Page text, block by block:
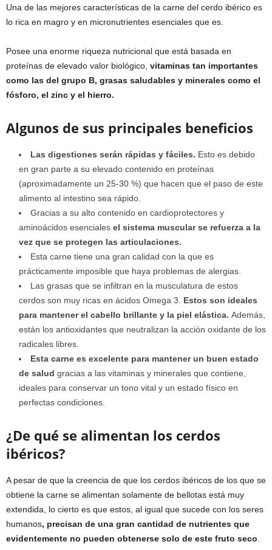
Una de las mejores características de la carne del cerdo ibérico es
lo rica en magro y en micronutrientes esenciales que es.
Posee una enorme riqueza nutricional que está basada en
proteínas de elevado valor biológico, vitaminas tan importantes
como las del grupo B, grasas saludables y minerales como el
fósforo, el zinc y el hierro.
Algunos de sus principales beneficios
Las digestiones serán rápidas y fáciles. Esto es debido
en gran parte a su elevado contenido en proteínas
(aproximadamente un 25-30 %) que hacen que el paso de este
alimento al intestino sea rápido.
Gracias a su alto contenido en cardioprotectores y
aminoácidos esenciales el sistema muscular se refuerza a la
vez que se protegen las articulaciones.
Esta carne tiene una gran calidad con la que es
prácticamente imposible que haya problemas de alergias.
Las grasas que se infiltran en la musculatura de estos
cerdos son muy ricas en ácidos Omega 3. Estos son ideales
para mantener el cabello brillante y la piel elástica. Además,
están los antioxidantes que neutralizan la acción oxidante de los
radicales libres.
Esta carne es excelente para mantener un buen estado
de salud gracias a las vitaminas y minerales que contiene,
ideales para conservar un tono vital y un estado físico en
perfectas condiciones.
¿De qué se alimentan los cerdos
ibéricos?
A pesar de que la creencia de que los cerdos ibéricos de los que se
obtiene la carne se alimentan solamente de bellotas está muy
extendida, lo cierto es que estos, al igual que sucede con los seres
humanos, precisan de una gran cantidad de nutrientes que
evidentemente no pueden obtenerse solo de este fruto seco